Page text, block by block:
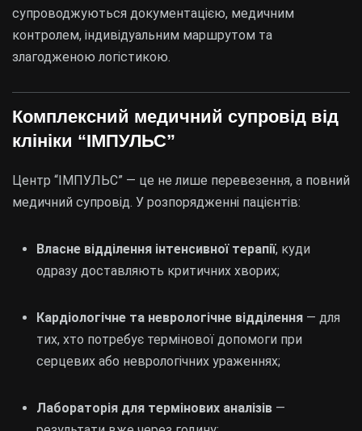
супроводжуються документацією, медичним
контролем, індивідуальним маршрутом та
злагодженою логістикою.
Комплексний медичний супровід від
клініки “ІМПУЛЬС”
Центр “ІМПУЛЬС” — це не лише перевезення, а повний
медичний супровід. У розпорядженні пацієнтів:
Власне відділення інтенсивної терапії, куди
одразу доставляють критичних хворих;
Кардіологічне та неврологічне відділення — для
тих, хто потребує термінової допомоги при
серцевих або неврологічних ураженнях;
Лабораторія для термінових аналізів —